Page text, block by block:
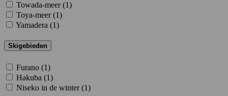
Towada-meer (1)
Toya-meer (1)
Yamadera (1)
Skigebieden
Furano (1)
Hakuba (1)
Niseko in de winter (1)